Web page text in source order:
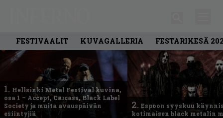
FESTIVAALIT KUVAGALLERIA FESTARIKESÄ
1. Hellsinki Metal Festival kuvina,
osa 1 – Accept, Carcass, Black Label
Society ja muita avauspäivän
esiintyjiä
2. Espoon syyskuu
kotimaisen black metalin